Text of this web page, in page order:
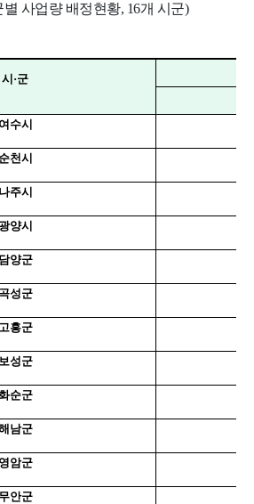
사업량 배정현황, 16개 시군)
시 ·군
여수시
순천시
나주시
광양시
담양군
곡성군
고흥군
보성군
순군
남군
영암군
무안군